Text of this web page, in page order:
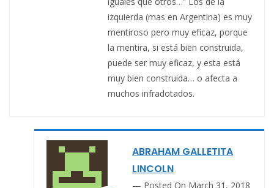
izquierda (mas en Argentina) es muy
mentiroso pero muy eficaz, porque
la mentira, si está bien construida,
puede ser muy eficaz, y esta está
muy bien construida… o afecta a
muchos infradotados.
ABRAHAM GALLETITA
LINCOLN
Posted On March 31, 2018